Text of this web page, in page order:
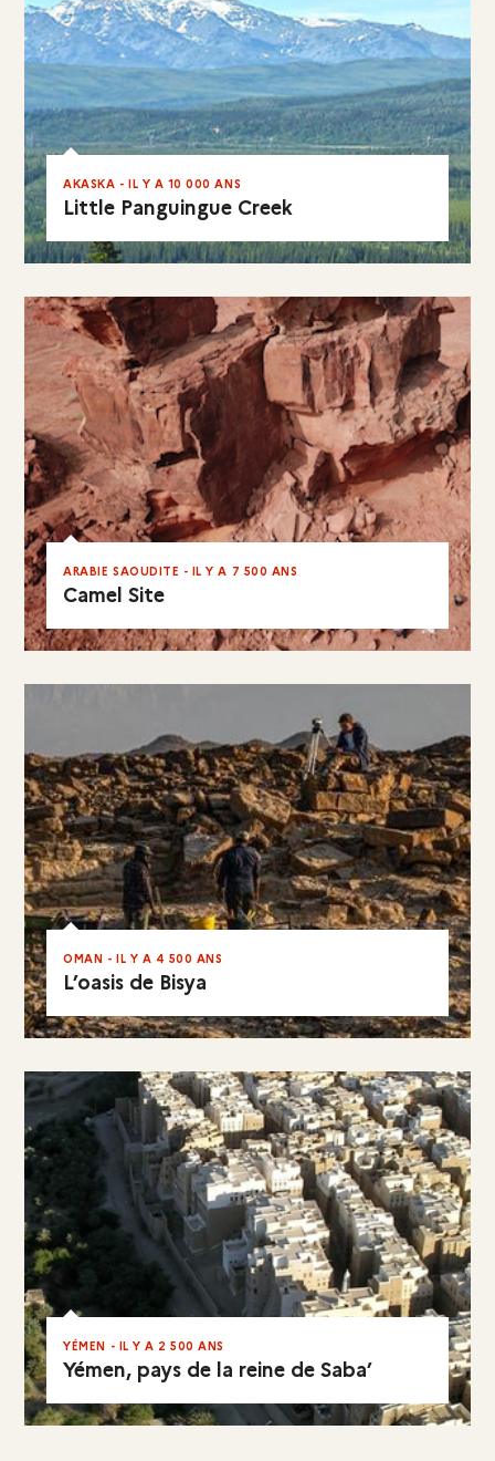
Little Panguingue Creek
AKASKA - IL Y A 10 000 ANS
EN RÉSUMÉ
Camel Site
ARABIE SAOUDITE - IL Y A 7 500 ANS
EN RÉSUMÉ
L’oasis de Bisya
OMAN - IL Y A 4 500 ANS
EN RÉSUMÉ
Yémen, pays de la reine de Saba’
YÉMEN - IL Y A 2 500 ANS
VISITER LE SITE